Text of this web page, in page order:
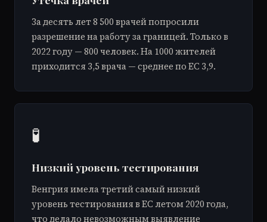
За десять лет 8 500 врачей попросили
разрешение на работу за границей. Только в
2022 году — 800 человек. На 1000 жителей
приходится 3,5 врача — среднее по ЕС 3,9.
🧪
Низкий уровень тестирования
Венгрия имела третий самый низкий
уровень тестирования в ЕС летом 2020 года,
что делало невозможным выявление